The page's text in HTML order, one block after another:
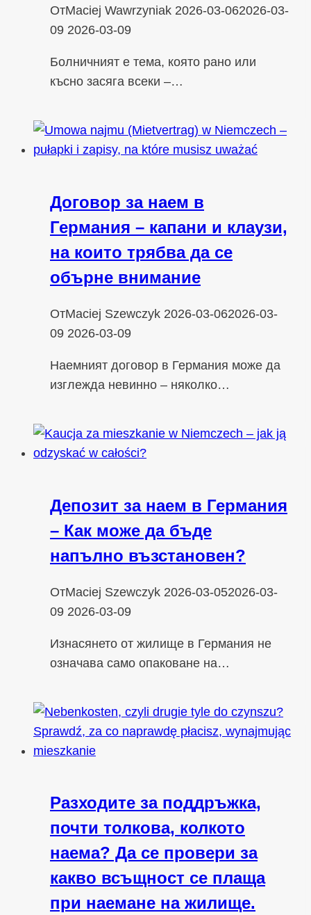
ОтMaciej Wawrzyniak 2026-03-062026-03-
09 2026-03-09
Болничният е тема, която рано или
късно засяга всеки –…
Договор за наем в
Германия – капани и клаузи,
на които трябва да се
обърне внимание
ОтMaciej Szewczyk 2026-03-062026-03-
09 2026-03-09
Наемният договор в Германия може да
изглежда невинно – няколко…
Депозит за наем в Германия
– Как може да бъде
напълно възстановен?
ОтMaciej Szewczyk 2026-03-052026-03-
09 2026-03-09
Изнасянето от жилище в Германия не
означава само опаковане на…
Разходите за поддръжка,
почти толкова, колкото
наема? Да се провери за
какво всъщност се плаща
при наемане на жилище.